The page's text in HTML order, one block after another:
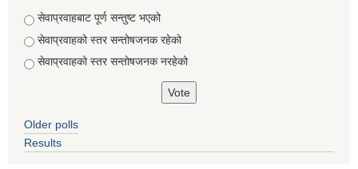
Choices
सेवाप्रवाहबाट पूर्ण सन्तुष्ट भएको
सेवाप्रवाहको स्तर सन्तोषजनक रहेको
सेवाप्रवाहको स्तर सन्तोषजनक नरहेको
Older polls
Results